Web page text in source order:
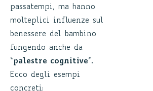
passatempi, ma hanno
molteplici influenze sul
benessere del bambino
fungendo anche da
“ palestre cognitive”.
Ecco degli esempi
concreti: